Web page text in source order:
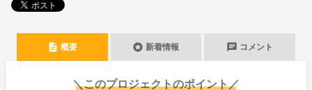
description 概要 stars 新着情報 chat コメント
＼このプロジェクトのポイント／